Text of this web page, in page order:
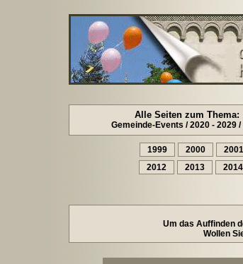
Alle Seiten zum Thema:
Gemeinde-Events / 2020 - 2029 /
1999 2000 2001
2012
2013 2014
Um das Auffinden
Wollen